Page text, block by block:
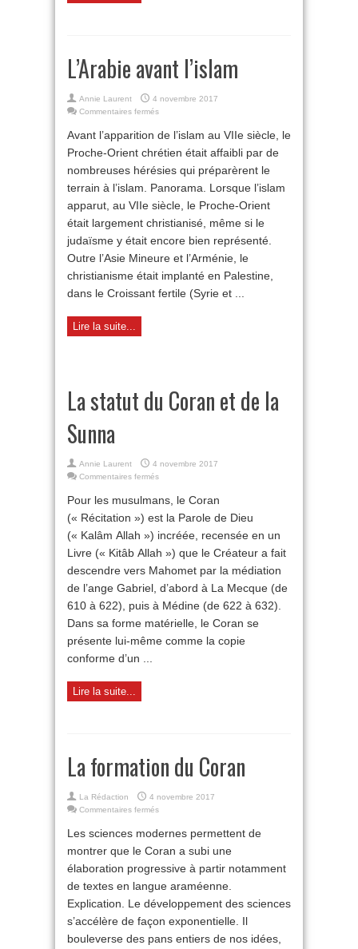
L’Arabie avant l’islam
Annie Laurent
4 novembre 2017
Commentaires fermés
avant
l’islam
Avant l’apparition de l’islam au VIIe siècle, le
Proche-Orient chrétien était affaibli par de
nombreuses hérésies qui préparèrent le
terrain à l’islam. Panorama. Lorsque l’islam
apparut, au VIIe siècle, le Proche-Orient
était largement christianisé, même si le
judaïsme y était encore bien représenté.
Outre l’Asie Mineure et l’Arménie, le
christianisme était implanté en Palestine,
dans le Croissant fertile (Syrie et ...
Lire la suite...
La statut du Coran et de la
Sunna
Annie Laurent
4 novembre 2017
Commentaires fermés
statut
du
et
de
Pour les musulmans, le Coran
(« Récitation ») est la Parole de Dieu
(« Kalâm Allah ») incréée, recensée en un
Livre (« Kitâb Allah ») que le Créateur a fait
descendre vers Mahomet par la médiation
de l’ange Gabriel, d’abord à La Mecque (de
610 à 622), puis à Médine (de 622 à 632).
Dans sa forme matérielle, le Coran se
présente lui-même comme la copie
conforme d’un ...
Lire la suite...
La formation du Coran
La Rédaction
4 novembre 2017
Commentaires fermés
formation
Les sciences modernes permettent de
montrer que le Coran a subi une
élaboration progressive à partir notamment
de textes en langue araméenne.
Explication. Le développement des sciences
s’accélère de façon exponentielle. Il
bouleverse des pans entiers de nos idées,